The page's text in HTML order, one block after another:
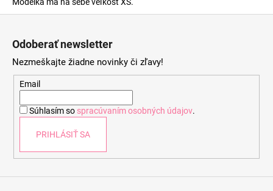
Odoberať newsletter
Nezmeškajte žiadne novinky či zľavy!
Email
Súhlasím so spracúvaním osobných údajov.
PRIHLÁSIŤ SA